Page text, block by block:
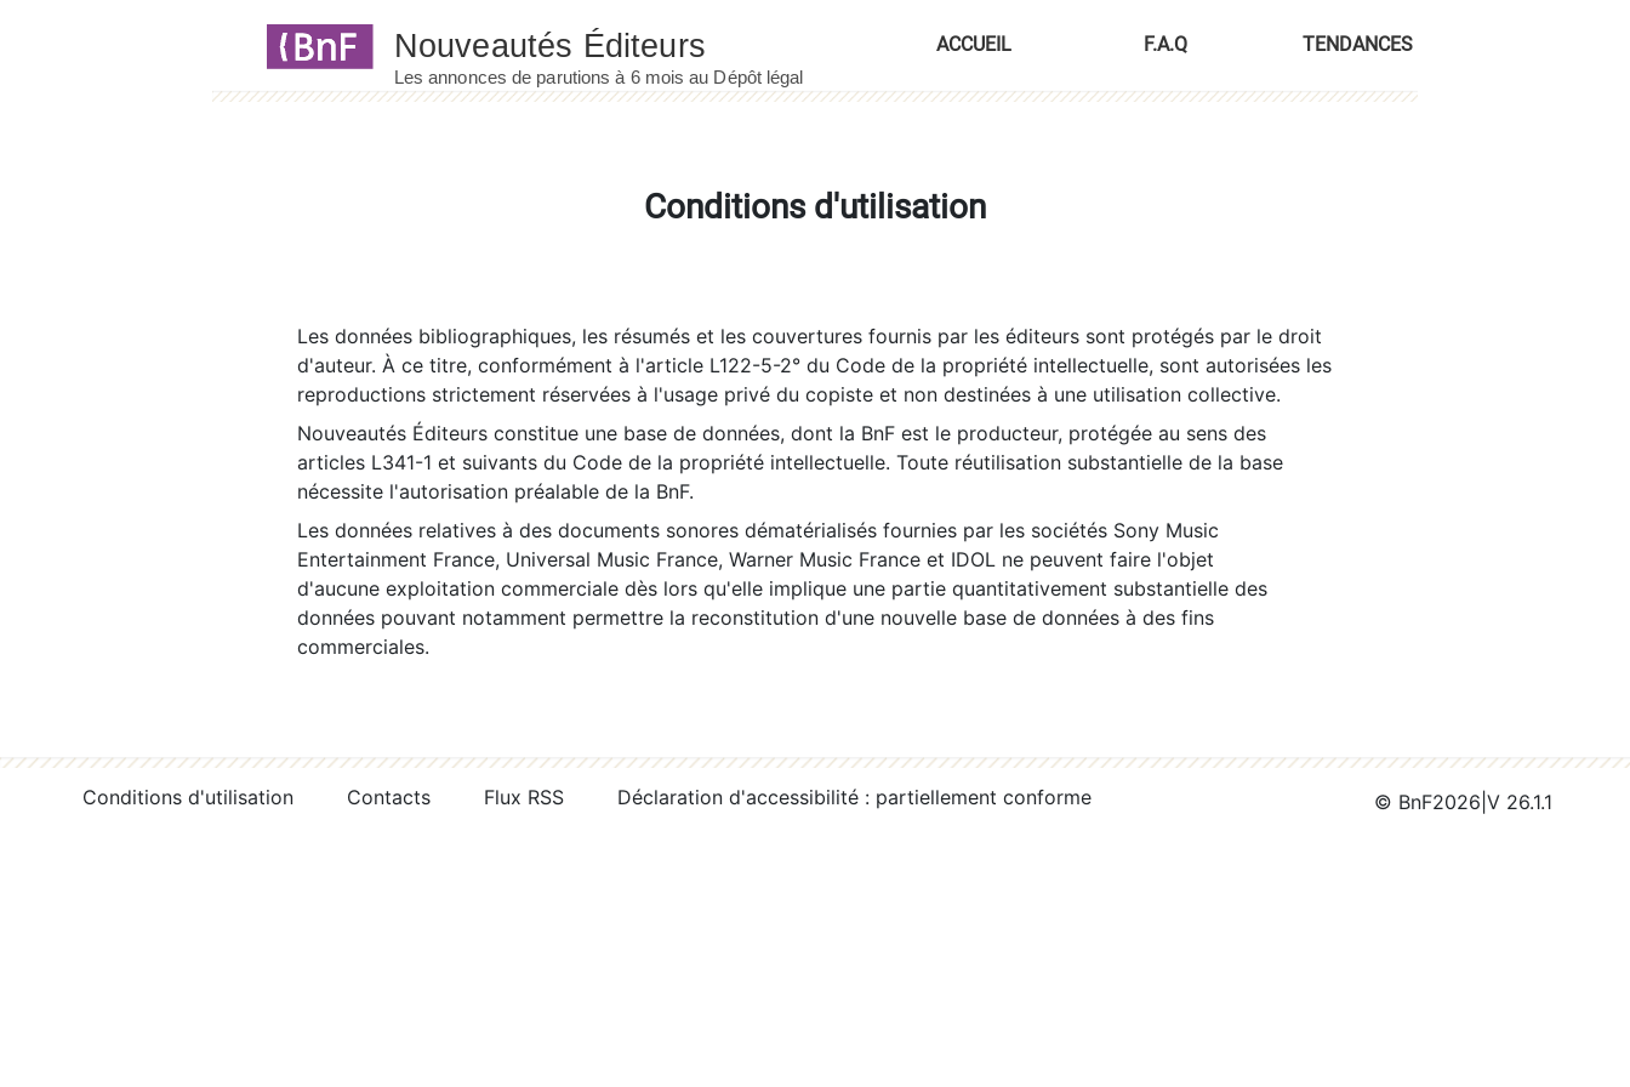
ACCUEIL F.A.Q TENDANCES
Conditions d'utilisation
Les données bibliographiques, les résumés et les couvertures fournis par les éditeurs sont protégés par le droit
d'auteur. À ce titre, conformément à l'article L122-5-2° du Code de la propriété intellectuelle, sont autorisées les
reproductions strictement réservées à l'usage privé du copiste et non destinées à une utilisation collective.
Nouveautés Éditeurs constitue une base de données, dont la BnF est le producteur, protégée au sens des
articles L341-1 et suivants du Code de la propriété intellectuelle. Toute réutilisation substantielle de la base
nécessite l'autorisation préalable de la BnF.
Les données relatives à des documents sonores dématérialisés fournies par les sociétés Sony Music
Entertainment France, Universal Music France, Warner Music France et IDOL ne peuvent faire l'objet
d'aucune exploitation commerciale dès lors qu'elle implique une partie quantitativement substantielle des
données pouvant notamment permettre la reconstitution d'une nouvelle base de données à des fins
commerciales.
Conditions d'utilisation Contacts Flux RSS Déclaration d'accessibilité : partiellement conforme © BnF2026 V 26.1.1